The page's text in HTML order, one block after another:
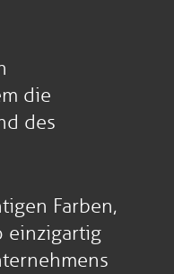
die
des
Farben,
einzigartig